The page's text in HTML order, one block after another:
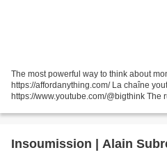
The most powerful way to think about
https://affordanything.com/ La chaîne
https://www.youtube.com/@bigthink The
Insoumission | Alain